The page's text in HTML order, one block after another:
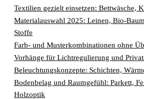
Textilien gezielt einsetzen: Bettwäsche,
Materialauswahl 2025: Leinen, Bio-
Stoffe
Farb- und Musterkombinationen ohne
Vorhänge für Lichtregulierung und
Beleuchtungskonzepte: Schichten,
Bodenbelag und Raumgefühl: Parkett,
Holzoptik